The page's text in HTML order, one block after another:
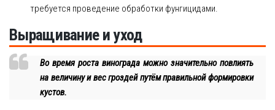
требуется проведение обработки фунгицидами.
Выращивание и уход
Во время роста винограда можно значительно повлиять
на величину и вес гроздей путём правильной формировки
кустов.